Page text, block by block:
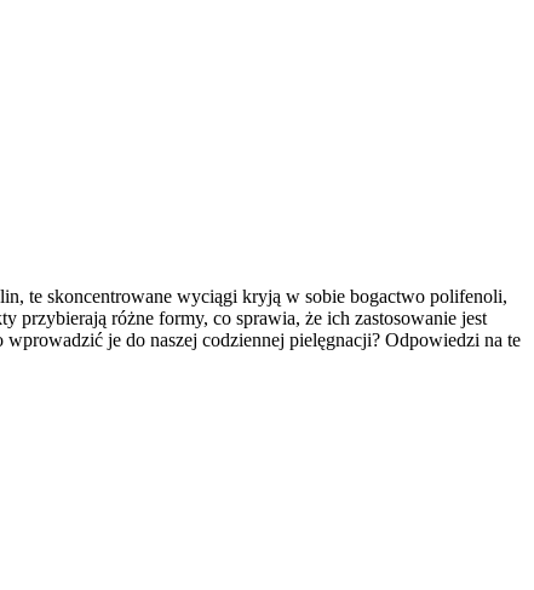
te skoncentrowane wyciągi kryją w sobie bogactwo polifenoli,
przybierają różne formy, co sprawia, że ich zastosowanie jest
je do naszej codziennej pielęgnacji? Odpowiedzi na te